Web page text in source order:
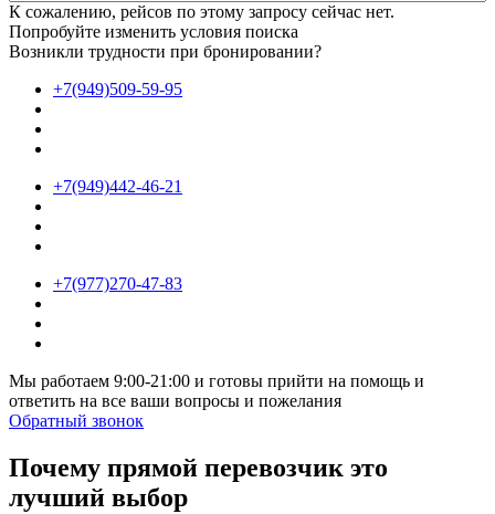
К сожалению, рейсов по этому запросу сейчас нет.
Попробуйте изменить условия поиска
Возникли трудности при бронировании?
+7(949)509-59-95
+7(949)442-46-21
+7(977)270-47-83
Мы работаем 9:00-21:00 и готовы прийти на помощь и
ответить на все ваши вопросы и пожелания
Обратный звонок
Почему прямой перевозчик это
лучший выбор